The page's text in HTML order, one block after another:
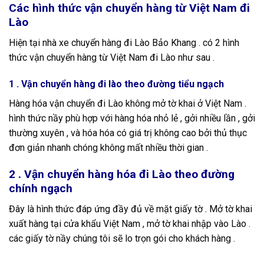
Các hình thức vận chuyển hàng từ Việt Nam đi
Lào
Hiện tại nhà xe chuyển hàng đi Lào Bảo Khang . có 2 hình
thức vận chuyển hàng từ Việt Nam đi Lào như sau .
1 . Vận chuyển hàng đi lào theo đường tiểu ngạch
Hàng hóa vận chuyển đi Lào không mở tờ khai ở Việt Nam .
hình thức nầy phù hợp với hàng hóa nhỏ lẻ , gởi nhiều lần , gởi
thường xuyên , và hóa hóa có giá trị không cao bởi thủ thục
đơn giản nhanh chóng không mất nhiều thời gian .
2 . Vận chuyển hàng hóa đi Lào theo đường
chính ngạch
Đây là hình thức đáp ứng đầy đủ về mặt giấy tờ . Mở tờ khai
xuất hàng tại cửa khẩu Việt Nam , mở tờ khai nhập vào Lào .
các giấy tờ nầy chúng tôi sẽ lo trọn gói cho khách hàng .